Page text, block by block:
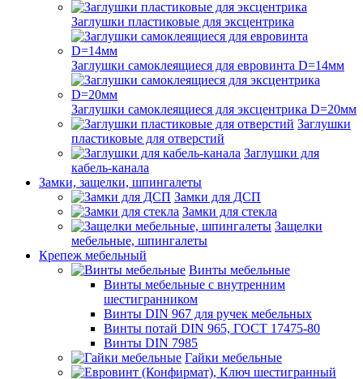
Заглушки пластиковые для эксцентрика
Заглушки самоклеящиеся для евровинта D=14мм
Заглушки самоклеящиеся для эксцентрика D=20мм
Заглушки
пластиковые для отверстий
Заглушки для
кабель-канала
Замки, защелки, шпингалеты
Замки для ДСП
Замки для стекла
Защелки
мебельные, шпингалеты
Крепеж мебельный
Винты мебельные
Винты мебельные с внутренним
шестигранником
Винты DIN 967 для ручек мебельных
Винты потай DIN 965, ГОСТ 17475-80
Винты DIN 7985
Гайки мебельные